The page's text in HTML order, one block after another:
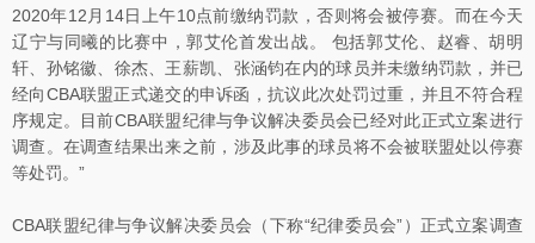
2020年12月14日上午10点前缴纳罚款，否则将会被停赛。而在今天
辽宁与同曦的比赛中，郭艾伦首发出战。 包括郭艾伦、赵睿、胡明
轩、孙铭徽、徐杰、王薪凯、张涵钧在内的球员并未缴纳罚款，并已
经向CBA联盟正式递交的申诉函，抗议此次处罚过重，并且不符合程
序规定。目前CBA联盟纪律与争议解决委员会已经对此正式立案进行
调查。在调查结果出来之前，涉及此事的球员将不会被联盟处以停赛
等处罚。”
CBA联盟纪律与争议解决委员会（下称“纪律委员会”）正式立案调查